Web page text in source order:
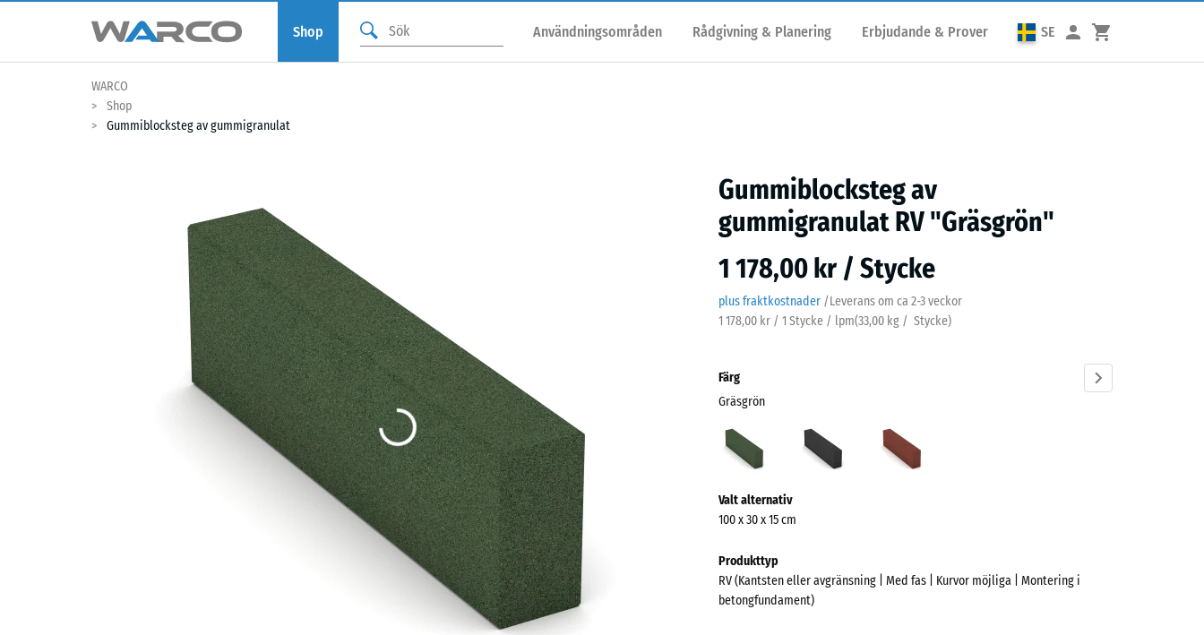
Shop Användningsområden Rådgivning & Planering Erbjudande & Prover SE
WARCO
Shop
Gummiblocksteg av gummigranulat
Gummiblocksteg av
gummigranulat RV "Gräsgrön"
1 178,00 kr / Stycke
plus fraktkostnader /Leverans om ca 2-3 veckor
1 178,00 kr / 1 Stycke / lpm(33,00 kg / Stycke)
Färg
Gräsgrön
Gräsgrön
(active)
Antracit
information
om
färgerna?
Visa
färgpalett
Valt alternativ
100 x 30 x 15 cm
Produkttyp
RV (Kantsten eller avgränsning | Med fas | Kurvor möjliga | Montering i
betongfundament)